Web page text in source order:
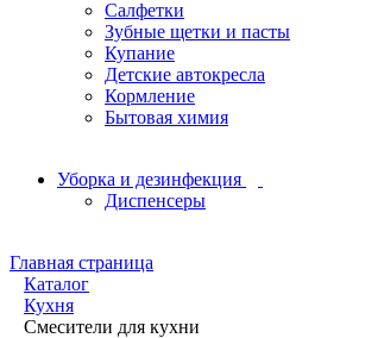
Салфетки
Зубные щетки и пасты
Купание
Детские автокресла
Кормление
Бытовая химия
Уборка и дезинфекция
Диспенсеры
Главная страница
Каталог
Кухня
Смесители для кухни